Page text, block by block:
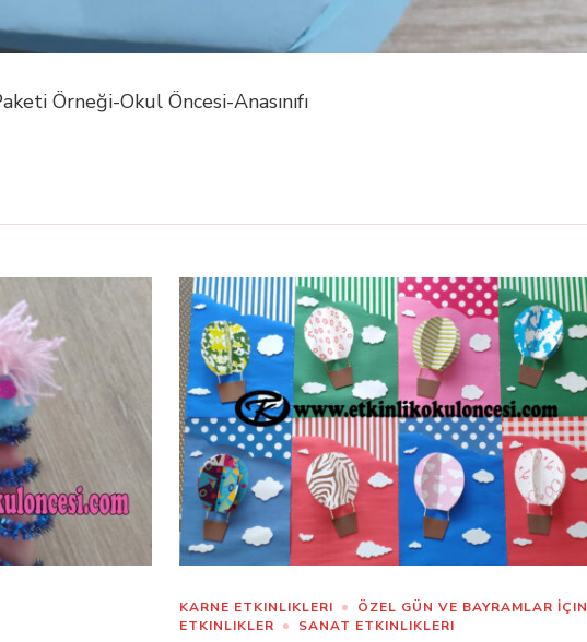
Örneği-Okul Öncesi-Anasınıfı
KARNE ETKINLIKLERI
ÖZEL GÜN VE BAYRAMLAR İÇIN
ETKINLIKLER
SANAT ETKINLIKLERI